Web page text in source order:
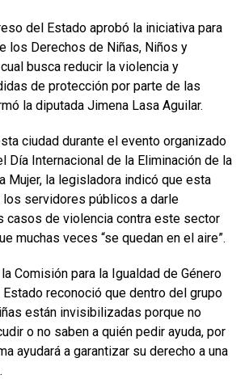
del Estado aprobó la iniciativa para
los Derechos de Niñas, Niños y
busca reducir la violencia y
de protección por parte de las
la diputada Jimena Lasa Aguilar.
ciudad durante el evento organizado
Día Internacional de la Eliminación de la
Mujer, la legisladora indicó que esta
los servidores públicos a darle
casos de violencia contra este sector
muchas veces “se quedan en el aire”.
Comisión para la Igualdad de Género
reconoció que dentro del grupo
están invisibilizadas porque no
o no saben a quién pedir ayuda, por
ayudará a garantizar su derecho a una